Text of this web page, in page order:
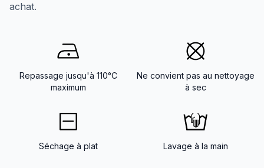
achat.
Repassage jusqu'à 110°C
maximum
Ne convient pas au nettoyage
à sec
Séchage à plat Lavage à la main